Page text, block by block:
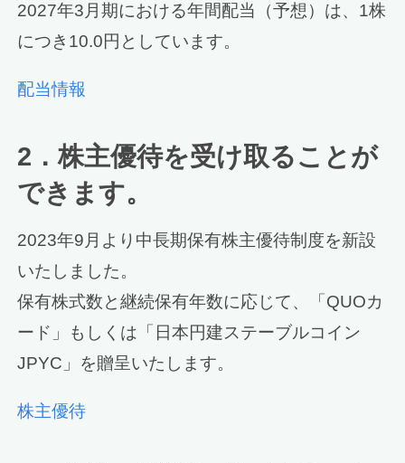
2027年3月期における年間配当（予想）は、1株
につき10.0円としています。
配当情報
2．株主優待を受け取ることが
できます。
2023年9月より中⻑期保有株主優待制度を新設
いたしました。
保有株式数と継続保有年数に応じて、「QUOカ
ード」もしくは「日本円建ステーブルコイン
JPYC」を贈呈いたします。
株主優待